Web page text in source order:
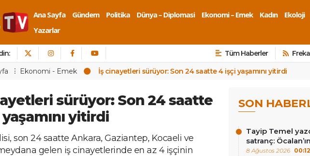
Ana Sayfa Gündem Politika Dünya – Diplomasi Ekonomi – Emek Kadın Ekoloji
Yazarlar
Tüm Haberler
Ekonomi - Emek İş cinayetleri sürüyor: Son 24 saatte 4 işçi yaşamını yitirdi
sürüyor: Son 24 saatte
yitirdi
son 24 saatte Ankara, Gaziantep, Kocaeli ve
gelen iş cinayetlerinde en az 4 işçinin
SON
Tayip Temel
satranç:
8 Ağustos 2026 00:12